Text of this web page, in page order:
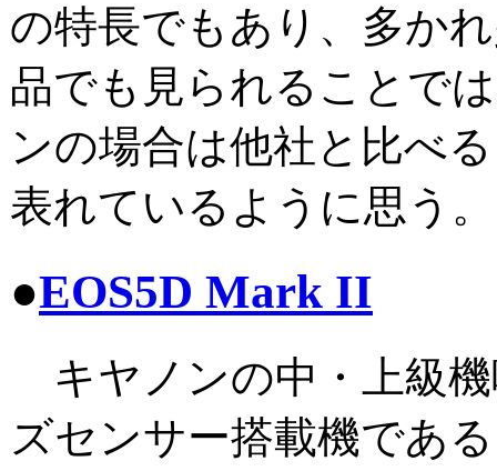
の特長でもあり、多か
品でも見られることで
ンの場合は他社と比べ
表れているように思う。
●EOS5D Mark II
キヤノンの中・上級
ズセンサー搭載機であ